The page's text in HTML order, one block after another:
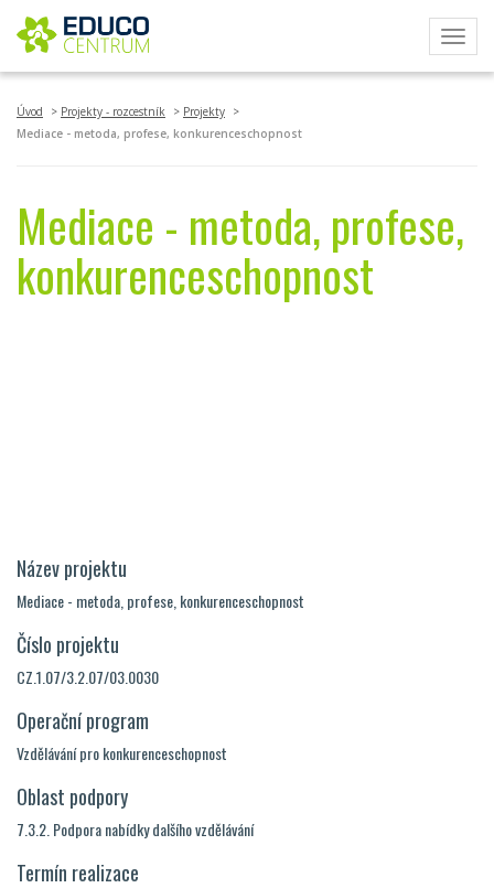
Úvod Projekty - rozcestník
Projekty
Mediace - metoda, profese, konkurenceschopnost
Mediace - metoda, profese,
konkurenceschopnost
Název projektu
Mediace - metoda, profese, konkurenceschopnost
Číslo projektu
CZ.1.07/3.2.07/03.0030
Operační program
Vzdělávání pro konkurenceschopnost
Oblast podpory
7.3.2. Podpora nabídky dalšího vzdělávání
Termín realizace